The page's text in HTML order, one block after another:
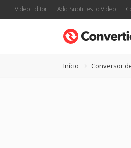
Video Editor Add Subtitles to Video
Início Conversor